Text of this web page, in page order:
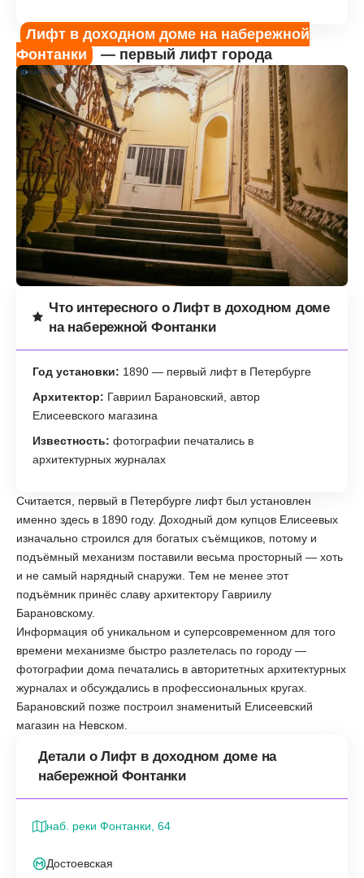
Лифт в доходном доме на набережной
Фонтанки
— первый лифт города
Что интересного о Лифт в доходном доме
на набережной Фонтанки
Год установки: 1890 — первый лифт в Петербурге
Архитектор: Гавриил Барановский, автор
Елисеевского магазина
Известность: фотографии печатались в
архитектурных журналах
Считается, первый в Петербурге лифт был установлен
именно здесь в 1890 году. Доходный дом купцов Елисеевых
изначально строился для богатых съёмщиков, потому и
подъёмный механизм поставили весьма просторный — хоть
и не самый нарядный снаружи. Тем не менее этот
подъёмник принёс славу архитектору Гавриилу
Барановскому.
Информация об уникальном и суперсовременном для того
времени механизме быстро разлетелась по городу —
фотографии дома печатались в авторитетных архитектурных
журналах и обсуждались в профессиональных кругах.
Барановский позже построил знаменитый Елисеевский
магазин на Невском.
Детали о Лифт в доходном доме на
набережной Фонтанки
наб. реки Фонтанки, 64
Достоевская